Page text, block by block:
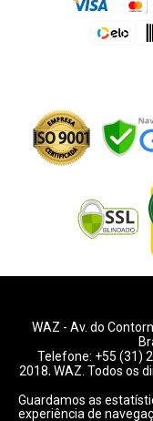
WAZ - Av. do
Telefone: +55 (31)
2018, WAZ. Todos os
Preços e condições
Guardamos as
experiência de